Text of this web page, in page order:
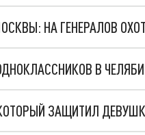
НА ГЕНЕРАЛОВ
В